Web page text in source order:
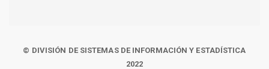
© DIVISIÓN DE SISTEMAS DE INFORMACIÓN Y ESTADÍSTICA
2022